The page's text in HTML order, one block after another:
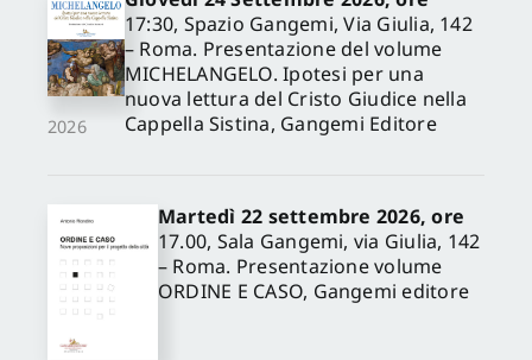
2026
17:30, Spazio Gangemi, Via Giulia, 142
– Roma. Presentazione del volume
MICHELANGELO. Ipotesi per una
nuova lettura del Cristo Giudice nella
Cappella Sistina, Gangemi Editore
Martedì 22 settembre 2026, ore
17.00, Sala Gangemi, via Giulia, 142
– Roma. Presentazione volume
ORDINE E CASO, Gangemi editore